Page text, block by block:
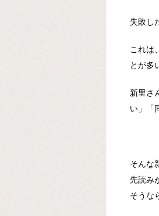
失敗し
これは
とが多
新里さ
い」「
そんな
先読み
そうな